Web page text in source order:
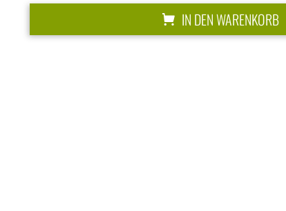
IN DEN WARENKORB